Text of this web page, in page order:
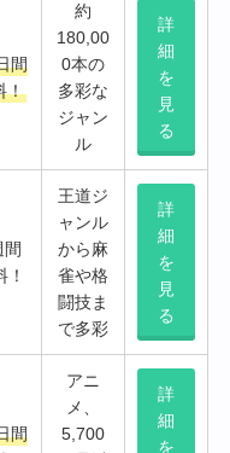
間
！
約
180,00
0本の
多彩な
ジャン
ル
詳
細
を
見
る
間
！
王道ジ
ャンル
から麻
雀や格
闘技ま
で多彩
詳
細
を
見
る
間
アニ
メ、
5,700
詳
細
を